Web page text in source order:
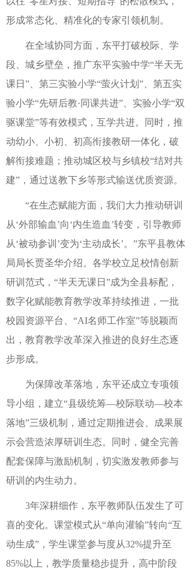
形成常态化、精准化的专家引领机制。
在全域协同方面，东平打破校际、学
段、城乡壁垒，推广东平实验中学“半天无
课日”、第三实验小学“萤火计划”、第五实
验小学“先研后教·同课共进”、实验小学“双
驱课堂”等有效模式，互学共进。同时，推
动幼小、小初、初高衔接教研一体化，破
解衔接难题；推动城区校与乡镇校“结对共
建”，通过送教下乡等形式输送优质资源。
“在生态赋能方面，我们大力推动研训
从‘外部输血’向‘内生造血’转变，引导教师
从‘被动参训’变为‘主动成长’。”东平县教体
局局长贾圣华介绍。各学校立足校情创新
研训范式，“半天无课日”成为全县标配，
数字化赋能教育教学改革持续推进，一批
校园资源平台、“AI名师工作室”等脱颖而
出，教育教学改革深入推进的良好生态逐
步形成。
为保障改革落地，东平还成立专项领
导小组，建立“县级统筹—校际联动—校本
落地”三级机制，通过定期推进会、成果展
示会营造浓厚研训生态。同时，健全完善
配套保障与激励机制，切实激发教师参与
研训的内生动力。
3年深耕细作，东平教师队伍发生了可
喜的变化。课堂模式从“单向灌输”转向“互
动生成”，学生课堂参与度从32%提升至
85%以上，教学质量稳步提升，高中阶段